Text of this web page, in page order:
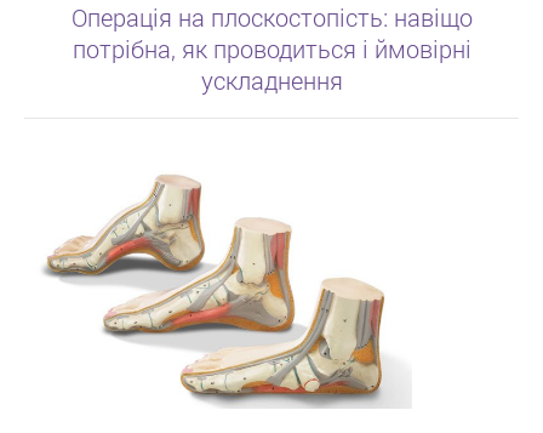
Операція на плоскостопість: навіщо
потрібна, як проводиться і ймовірні
ускладнення